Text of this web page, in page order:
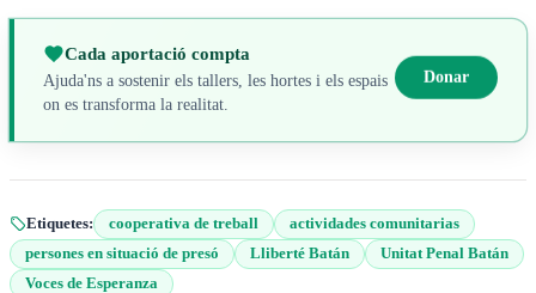
Cada aportació compta
Ajuda'ns a sostenir els tallers, les hortes i els espais
on es transforma la realitat.
Donar
Etiquetes: cooperativa de treball
actividades comunitarias
persones en situació de presó
Lliberté Batán
Unitat Penal Batán
Voces de Esperanza